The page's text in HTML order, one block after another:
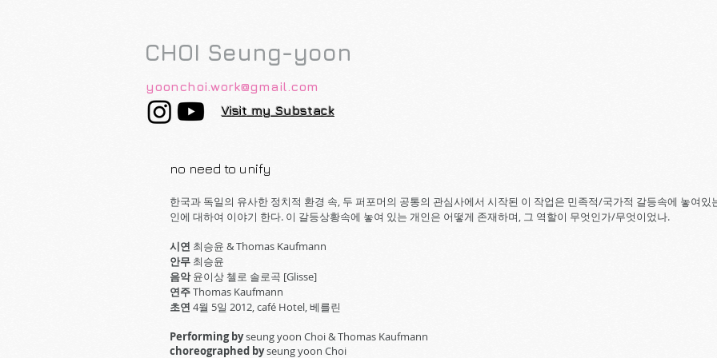
CHOI Seung-yoon
yoonchoi.work@gmail.com
Visit my Substack
no need to unify
한국과 독일의 유사한 정치적 환경 속, 두 퍼포머의 공통의 관심사에서 시작된 이 작업은 민족적/국가적 갈등속에 놓여있
인에 대하여 이야기 한다. 이 갈등상황속에 놓여 있는 개인은 어떻게 존재하며, 그 역할이 무엇인가/무엇이었나.
시연 최승윤 & Thomas Kaufmann
안무 최승윤
음악윤이상 첼로 솔로곡 [Glisse]
연주Thomas Kaufmann
초연 4월 5일 2012, café Hotel, 베를린
Performing byseung yoon Choi & Thomas Kaufmann
choreographed byseung yoon Choi